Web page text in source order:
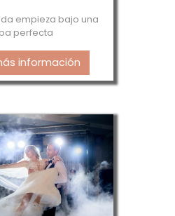
empieza bajo una
perfecta
información